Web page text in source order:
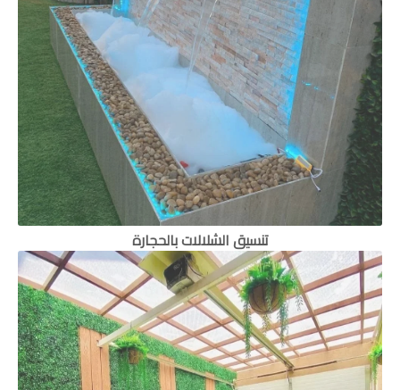
تنسيق الشلالات بالحجارة